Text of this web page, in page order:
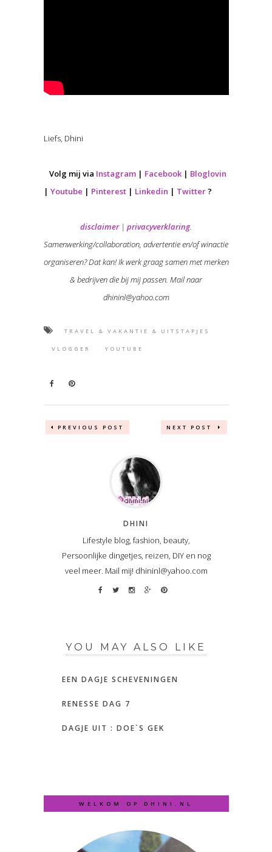
Liefs, Dhini
Volg mij via Instagram| Facebook| Bloglovin
| Youtube | Pinterest| Linkedin | Twitter?
disclaimer| privacyverklaring.
Samenwerking/collaboration, advertentie en/of winactie
organiseren? Dat kan! Ik werk graag samen met merken
& bedrijven die bij mij passen. Mail naar
dhininl@yahoo.com
TRAVEL & VAKANTIE & UITSTAPJES
VLOGGER YOUTUBE
PREVIOUS POST NEXT POST
DHINI
Lifestyle blog, fashion, beauty,
Persoonlijke dingetjes, reizen, DIY en nog
veel meer. Mail mij! dhininl@yahoo.com
YOU MAY ALSO LIKE
EEN DAGJE SCHEVENINGEN
RENESSE DAG 7
DAGJE UIT : DOE`S GEK
WELKOM OP DHINI.NL